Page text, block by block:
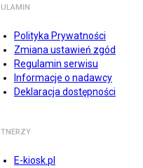
Polityka Prywatności
Zmiana ustawień zgód
Regulamin serwisu
Informacje o nadawcy
Deklaracja dostępności
E-kiosk.pl